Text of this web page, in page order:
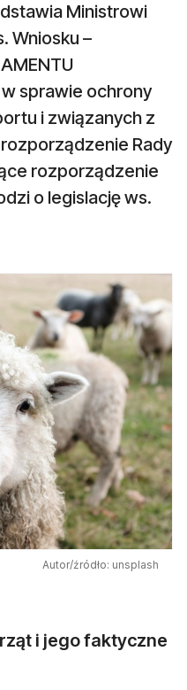
Ministrowi
Wniosku –
w sprawie ochrony
i związanych z
Rady
rozporządzenie
o legislację ws.
Autor/źródło: unsplash
i jego faktyczne